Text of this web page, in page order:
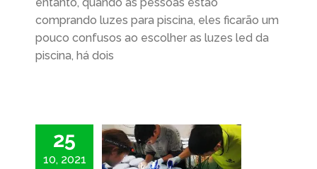
comprando luzes para piscina, eles ficarão um
pouco confusos ao escolher as luzes led da
piscina, há dois
25
10, 2021